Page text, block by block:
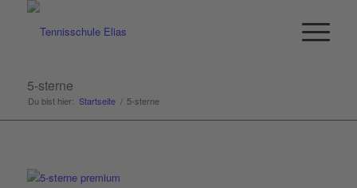
5-sterne
Du bist hier: Startseite / 5-sterne